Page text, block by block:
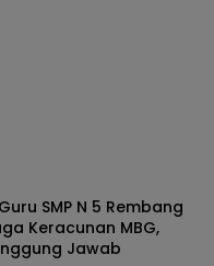
SMP N 5 Rembang
Keracunan MBG,
Jawab